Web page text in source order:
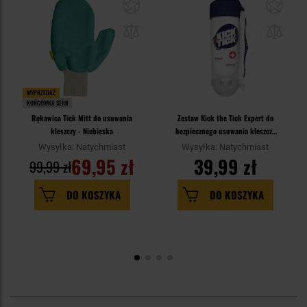
WYPRZEDAŻ
KOŃCÓWKA SERII
Rękawica Tick Mitt do usuwania
kleszczy - Niebieska
Wysyłka: Natychmiast
69,95 zł
99,99 zł
DO KOSZYKA
Zestaw Kick the Tick Expert do
bezpiecznego usuwania kleszczy
- 9 ml
Wysyłka: Natychmiast
39,99 zł
DO KOSZYKA